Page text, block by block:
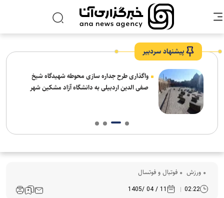
پیشنهاد سردبیر
واگذاری طرح جداره سازی محوطه شهیدگاه شیخ
صفی الدین اردبیلی به دانشگاه آزاد مشکین شهر
ورزش فوتبال و فوتسال
02:22
11 / 04 /1405